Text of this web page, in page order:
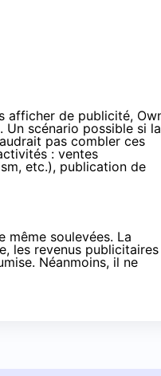
afficher de publicité,
Un scénario possible si la
pas combler ces
: ventes
etc.), publication de
soulevées. La
les revenus publicitaires
Néanmoins, il ne